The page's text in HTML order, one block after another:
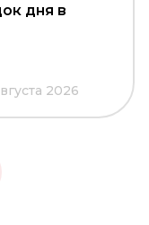
дня в
2026